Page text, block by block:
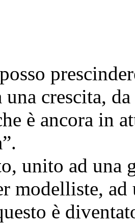
una crescita,
è ancora in
unito ad una
modelliste,
è